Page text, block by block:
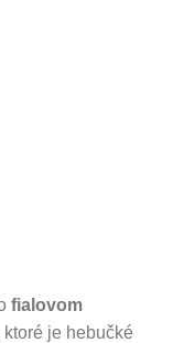
fialovom
ktoré je hebučké